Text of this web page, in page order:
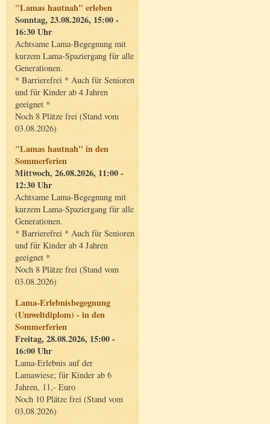
"Lamas hautnah" erleben
Sonntag, 23.08.2026, 15:00 -
16:30 Uhr
Achtsame Lama-Begegnung mit
kurzem Lama-Spaziergang für alle
Generationen.
* Barrierefrei * Auch für Senioren
und für Kinder ab 4 Jahren
geeignet *
Noch 8 Plätze frei (Stand vom
03.08.2026)
"Lamas hautnah" in den
Sommerferien
Mittwoch, 26.08.2026, 11:00 -
12:30 Uhr
Achtsame Lama-Begegnung mit
kurzem Lama-Spaziergang für alle
Generationen.
* Barrierefrei * Auch für Senioren
und für Kinder ab 4 Jahren
geeignet *
Noch 8 Plätze frei (Stand vom
03.08.2026)
Lama-Erlebnisbegegnung
(Umweltdiplom) - in den
Sommerferien
Freitag, 28.08.2026, 15:00 -
16:00 Uhr
Lama-Erlebnis auf der
Lamawiese; für Kinder ab 6
Jahren, 11,- Euro
Noch 10 Plätze frei (Stand vom
03.08.2026)